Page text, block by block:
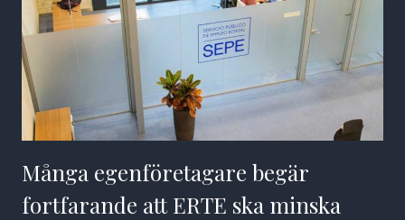
Många egenföretagare begär
fortfarande att ERTE ska minska